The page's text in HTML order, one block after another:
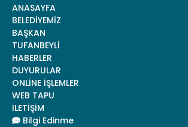
ANASAYFA
BELEDİYEMİZ
BAŞKAN
TUFANBEYLİ
HABERLER
DUYURULAR
ONLİNE İŞLEMLER
WEB TAPU
İLETİŞİM
Bilgi Edinme